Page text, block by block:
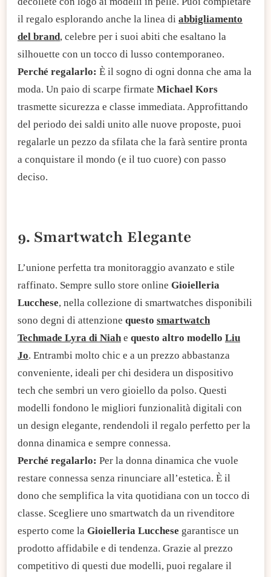
il regalo esplorando anche la linea di abbigliamento
del brand, celebre per i suoi abiti che esaltano la
silhouette con un tocco di lusso contemporaneo.
Perché regalarlo: È il sogno di ogni donna che ama la
moda. Un paio di scarpe firmate Michael Kors
trasmette sicurezza e classe immediata. Approfittando
del periodo dei saldi unito alle nuove proposte, puoi
regalarle un pezzo da sfilata che la farà sentire pronta
a conquistare il mondo (e il tuo cuore) con passo
deciso.
9. Smartwatch Elegante
L’unione perfetta tra monitoraggio avanzato e stile
raffinato. Sempre sullo store online Gioielleria
Lucchese, nella collezione di smartwatches disponibili
sono degni di attenzione questo smartwatch
Techmade Lyra di Niahe questo altro modello Liu
Jo. Entrambi molto chic e a un prezzo abbastanza
conveniente, ideali per chi desidera un dispositivo
tech che sembri un vero gioiello da polso. Questi
modelli fondono le migliori funzionalità digitali con
un design elegante, rendendoli il regalo perfetto per la
donna dinamica e sempre connessa.
Perché regalarlo: Per la donna dinamica che vuole
restare connessa senza rinunciare all’estetica. È il
dono che semplifica la vita quotidiana con un tocco di
classe. Scegliere uno smartwatch da un rivenditore
esperto come la Gioielleria Lucchese garantisce un
prodotto affidabile e di tendenza. Grazie al prezzo
competitivo di questi due modelli, puoi regalare il